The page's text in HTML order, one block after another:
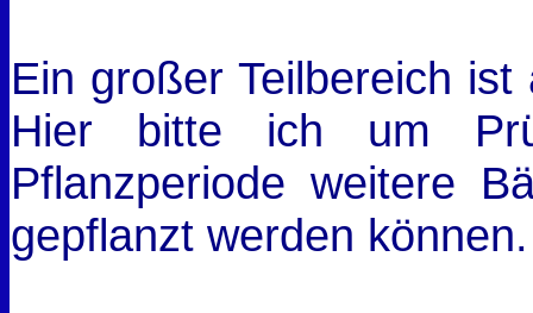
Ein großer Teilbereich
Hier bitte ich um
Pflanzperiode weitere
gepflanzt werden können.